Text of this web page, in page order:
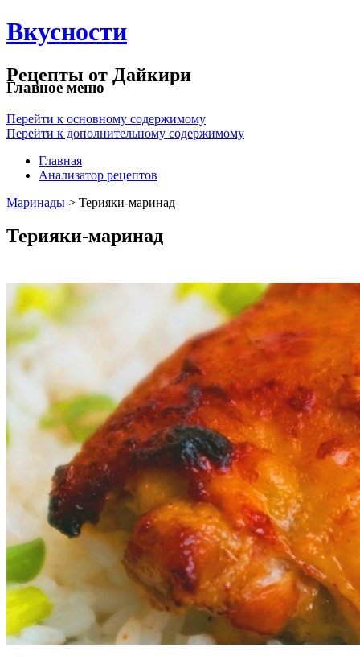
Вкусности
Рецепты от Дайкири
Главное меню
Перейти к основному содержимому
Перейти к дополнительному содержимому
Главная
Анализатор рецептов
Маринады > Терияки-маринад
Терияки-маринад